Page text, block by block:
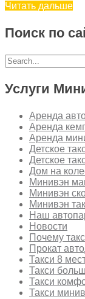
Читать дальше
Поиск по
Услуги
Аренда
Аренда
Аренда
Детское
Детское
Дом на
Минивэн
Минивэн
Минивэн
Наш
Новости
Почему
Прокат
Такси 8
Такси
Такси
Такси